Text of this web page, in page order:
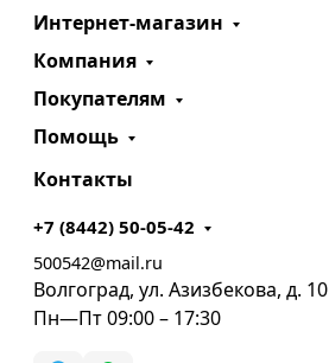
Интернет-магазин
Компания
Покупателям
Помощь
Контакты
+7 (8442) 50-05-42
500542@mail.ru
Волгоград, ул. Азизбекова, д. 10
Пн—Пт 09:00 – 17:30